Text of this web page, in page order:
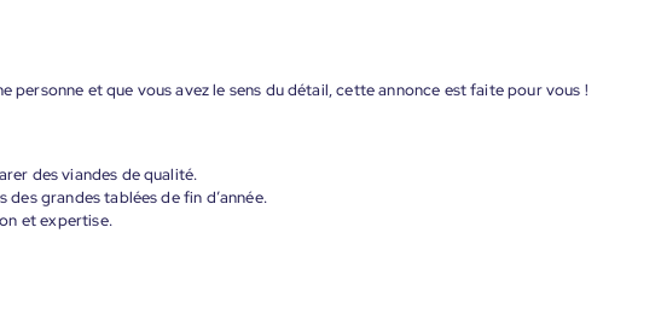
personne et que vous avez le sens du détail, cette annonce est faite pour vous !
des viandes de qualité.
grandes tablées de fin d’année.
et expertise.